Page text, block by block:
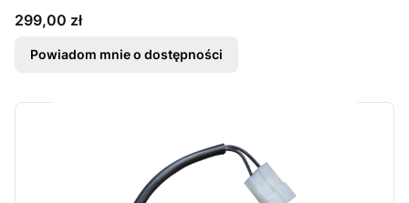
Cena
299,00 zł
Powiadom mnie o dostępności